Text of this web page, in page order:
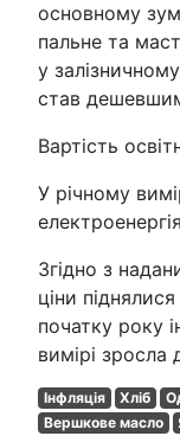
основному
пальне та
у
став
Вартість
У річному
Згідно з
ціни
початку року
вимірі зросла
Інфляція Хліб
Вершкове масло